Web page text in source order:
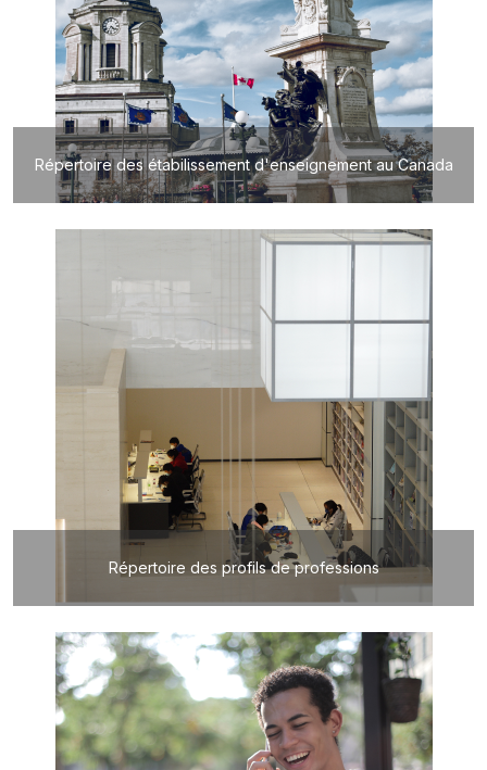
Répertoire des étabilissement d'enseignement au Canada
Répertoire des profils de professions